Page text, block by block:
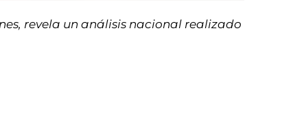
revela un análisis nacional realizado